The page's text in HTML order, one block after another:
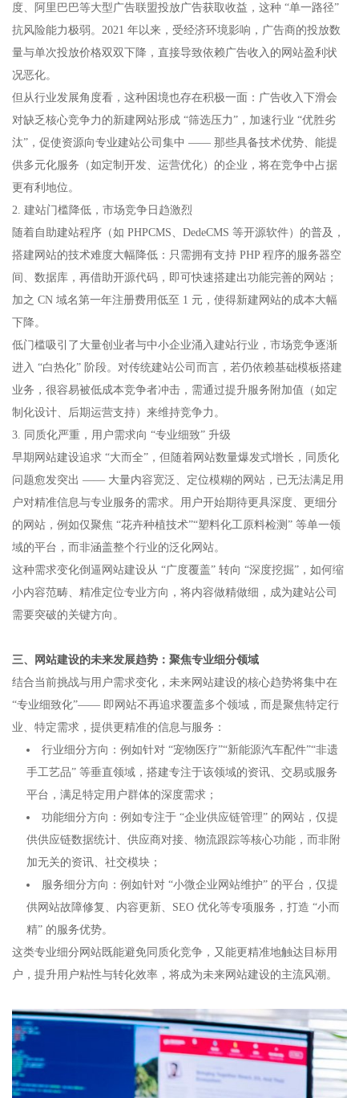
度、阿里巴巴等大型广告联盟投放广告获取收益，这种 “单一路径”
抗风险能力极弱。2021 年以来，受经济环境影响，广告商的投放数
量与单次投放价格双双下降，直接导致依赖广告收入的网站盈利状
况恶化。​
但从行业发展角度看，这种困境也存在积极一面：广告收入下滑会
对缺乏核心竞争力的新建网站形成 “筛选压力”，加速行业 “优胜劣
汰”，促使资源向专业建站公司集中 —— 那些具备技术优势、能提
供多元化服务（如定制开发、运营优化）的企业，将在竞争中占据
更有利地位。​
2. 建站门槛降低，市场竞争日趋激烈​
随着自助建站程序（如 PHPCMS、DedeCMS 等开源软件）的普及，
搭建网站的技术难度大幅降低：只需拥有支持 PHP 程序的服务器空
间、数据库，再借助开源代码，即可快速搭建出功能完善的网站；
加之 CN 域名第一年注册费用低至 1 元，使得新建网站的成本大幅
下降。​
低门槛吸引了大量创业者与中小企业涌入建站行业，市场竞争逐渐
进入 “白热化” 阶段。对传统建站公司而言，若仍依赖基础模板搭建
业务，很容易被低成本竞争者冲击，需通过提升服务附加值（如定
制化设计、后期运营支持）来维持竞争力。​
3. 同质化严重，用户需求向 “专业细致” 升级​
早期网站建设追求 “大而全”，但随着网站数量爆发式增长，同质化
问题愈发突出 —— 大量内容宽泛、定位模糊的网站，已无法满足用
户对精准信息与专业服务的需求。用户开始期待更具深度、更细分
的网站，例如仅聚焦 “花卉种植技术”“塑料化工原料检测” 等单一领
域的平台，而非涵盖整个行业的泛化网站。​
这种需求变化倒逼网站建设从 “广度覆盖” 转向 “深度挖掘”，如何缩
小内容范畴、精准定位专业方向，将内容做精做细，成为建站公司
需要突破的关键方向。​
三、网站建设的未来发展趋势：聚焦专业细分领域​
结合当前挑战与用户需求变化，未来网站建设的核心趋势将集中在
“专业细致化”—— 即网站不再追求覆盖多个领域，而是聚焦特定行
业、特定需求，提供更精准的信息与服务：​
行业细分方向：例如针对 “宠物医疗”“新能源汽车配件”“非遗
手工艺品” 等垂直领域，搭建专注于该领域的资讯、交易或服务
平台，满足特定用户群体的深度需求；​
功能细分方向：例如专注于 “企业供应链管理” 的网站，仅提
供供应链数据统计、供应商对接、物流跟踪等核心功能，而非附
加无关的资讯、社交模块；​
服务细分方向：例如针对 “小微企业网站维护” 的平台，仅提
供网站故障修复、内容更新、SEO 优化等专项服务，打造 “小而
精” 的服务优势。​
这类专业细分网站既能避免同质化竞争，又能更精准地触达目标用
户，提升用户粘性与转化效率，将成为未来网站建设的主流风潮。​